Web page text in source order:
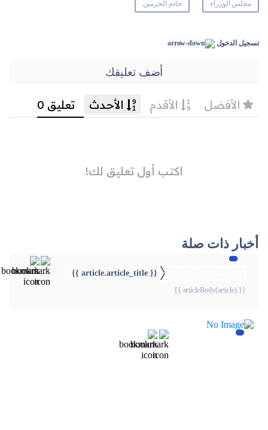
مجلس الوزراء خادم الحرمين
تسجيل الدخول
أضف تعليقك
أخبار ذات صلة
{{ article.article_title }}
{{ articleBody(article) }}